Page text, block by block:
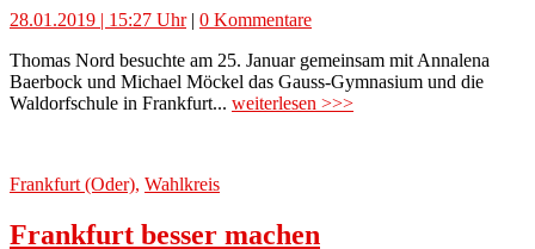
28.01.2019 | 15:27 Uhr| 0 Kommentare
Thomas Nord besuchte am 25. Januar gemeinsam mit Annalena
Baerbock und Michael Möckel das Gauss-Gymnasium und die
Waldorfschule in Frankfurt... weiterlesen >>>
Frankfurt (Oder), Wahlkreis
Frankfurt besser machen